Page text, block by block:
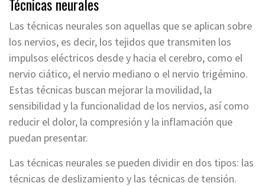
Las técnicas neurales son aquellas que se aplican sobre
los nervios, es decir, los tejidos que transmiten los
impulsos eléctricos desde y hacia el cerebro, como el
nervio ciático, el nervio mediano o el nervio trigémino.
Estas técnicas buscan mejorar la movilidad, la
sensibilidad y la funcionalidad de los nervios, así como
reducir el dolor, la compresión y la inflamación que
puedan presentar.
Las técnicas neurales se pueden dividir en dos tipos: las
técnicas de deslizamiento y las técnicas de tensión.